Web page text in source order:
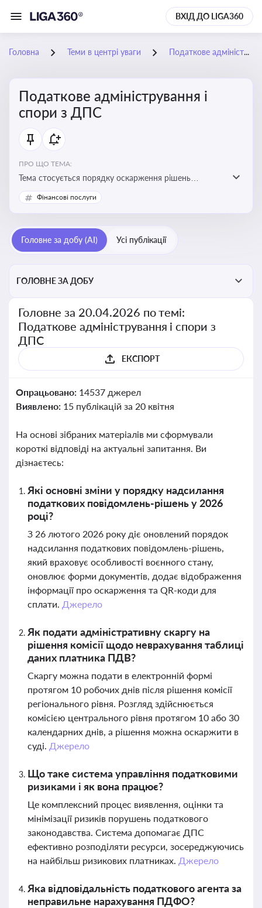
ВХІД ДО LIGA360
Головна Теми в центрі уваги Податкове адміністрування і спори з ДПС
Податкове адміністрування і
спори з ДПС
ПРО ЩО ТЕМА:
Тема стосується порядку оскарження рішень
податкових органів, що виникають внаслідок
податкових перевірок, та механізмів захисту прав
Фінансові послуги
Головне за добу (AI) Усі публікації
ГОЛОВНЕ ЗА ДОБУ
Головне за 20.04.2026 по темі:
Податкове адміністрування і спори з
ДПС
ЕКСПОРТ
Опрацьовано: 14537 джерел
Виявлено: 15 публікацій за 20 квітня
На основі зібраних матеріалів ми сформували
короткі відповіді на актуальні запитання. Ви
дізнаєтесь:
Які основні зміни у порядку надсилання
податкових повідомлень-рішень у 2026
році?
З 26 лютого 2026 року діє оновлений порядок
надсилання податкових повідомлень-рішень,
який враховує особливості воєнного стану,
оновлює форми документів, додає відображення
інформації про оскарження та QR-коди для
сплати. Джерело
Як подати адміністративну скаргу на
рішення комісії щодо неврахування таблиці
даних платника ПДВ?
Скаргу можна подати в електронній формі
протягом 10 робочих днів після рішення комісії
регіонального рівня. Розгляд здійснюється
комісією центрального рівня протягом 10 або 30
календарних днів, а рішення можна оскаржити в
суді. Джерело
Що таке система управління податковими
ризиками і як вона працює?
Це комплексний процес виявлення, оцінки та
мінімізації ризиків порушень податкового
законодавства. Система допомагає ДПС
ефективно розподіляти ресурси, зосереджуючись
на найбільш ризикових платниках. Джерело
Яка відповідальність податкового агента за
неправильне нарахування ПДФО?